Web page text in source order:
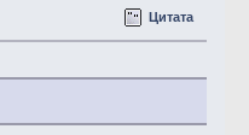
Цитата